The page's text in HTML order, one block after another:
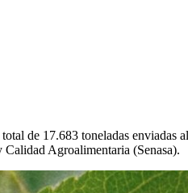
de 17.683 toneladas enviadas
Agroalimentaria (Senasa).